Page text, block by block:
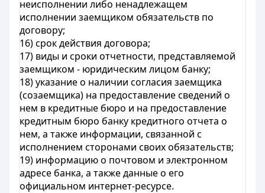
неисполнении либо ненадлежащем
исполнении заемщиком обязательств по
договору;
16) срок действия договора;
17) виды и сроки отчетности, представляемой
заемщиком - юридическим лицом банку;
18) указание о наличии согласия заемщика
(созаемщика) на предоставление сведений о
нем в кредитные бюро и на предоставление
кредитным бюро банку кредитного отчета о
нем, а также информации, связанной с
исполнением сторонами своих обязательств;
19) информацию о почтовом и электронном
адресе банка, а также данные о его
официальном интернет-ресурсе.